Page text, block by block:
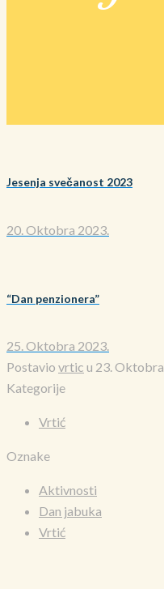
Jesenja svečanost 2023
20. Oktobra 2023.
“Dan penzionera”
25. Oktobra 2023.
Postavio vrtic u 23.
Kategorije
Vrtić
Oznake
Aktivnosti
Dan jabuka
Vrtić